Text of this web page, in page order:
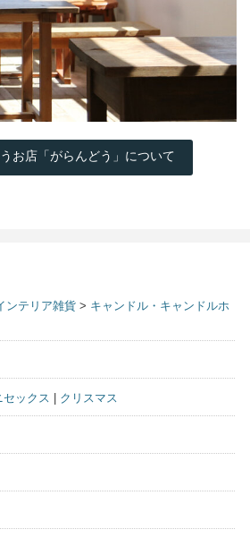
お店「がらんどう」について
ンテリア雑貨 > キャンドル・キャンドルホ
セックス クリスマス